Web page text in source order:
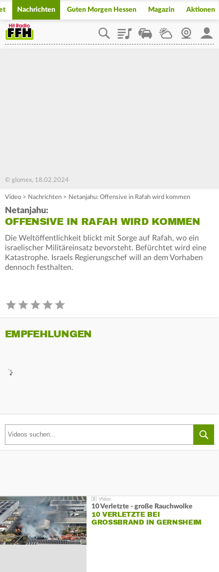
Nachrichten Guten Morgen Hessen Magazin Aktionen
PlaylistStaupilotWetterWebcam
© glomex, 18.02.2024
Video > Nachrichten > Netanjahu: Offensive in Rafah wird kommen
Netanjahu:
OFFENSIVE IN RAFAH WIRD KOMMEN
Die Weltöffentlichkeit blickt mit Sorge auf Rafah, wo ein
israelischer Militäreinsatz bevorsteht. Befürchtet wird eine
Katastrophe. Israels Regierungschef will an dem Vorhaben
dennoch festhalten.
EMPFEHLUNGEN
10 Verletzte - große Rauchwolke
10 VERLETZTE BEI
GROSSBRAND IN GERNSHEIM